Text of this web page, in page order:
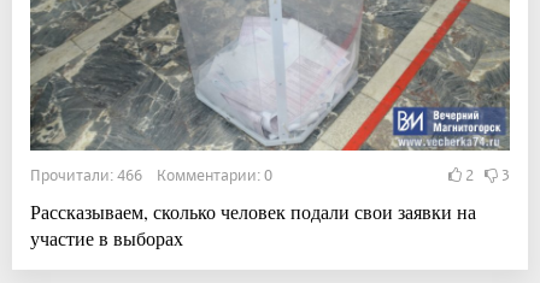
Прочитали: 466 Комментарии: 0 2 3
Рассказываем, сколько человек подали свои заявки на
участие в выборах